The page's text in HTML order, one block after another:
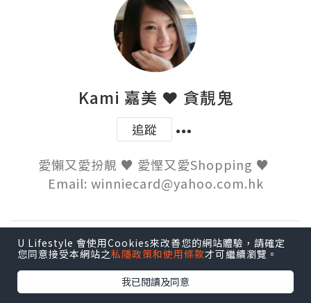
Kami 嘉美 ❤ 貪靚鬼
追蹤
愛懶又愛扮靚 ♥ 愛慳又愛Shopping ♥
Email: winniecard@yahoo.com.hk
發表評論
登入發表評論
U Lifestyle 會使用Cookies來改善您的網站體驗，請確定
您同意接受本網站之私隱政策和使用條款才可繼續瀏覽。
我已閱讀及同意